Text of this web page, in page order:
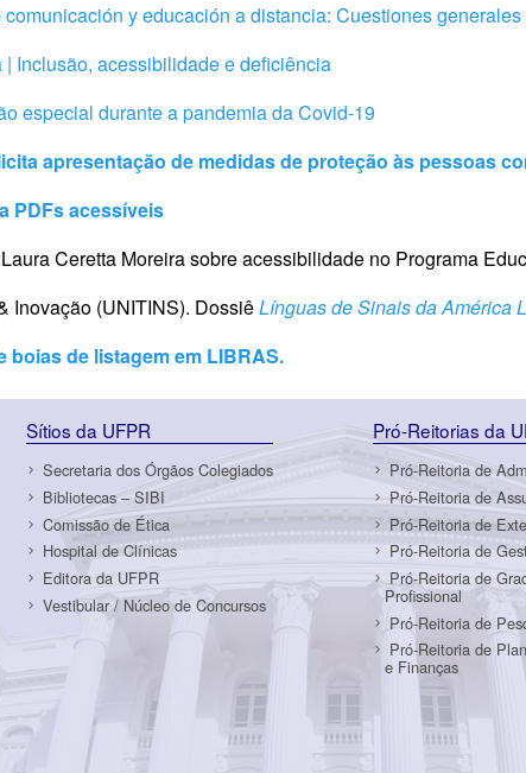
y educación a distancia: Cuestiones
| Inclusão, acessibilidade e deficiência
especial durante a pandemia da Covid-19
apresentação de medidas de proteção às pessoas
PDFs acessíveis
Ceretta Moreira sobre acessibilidade no Programa
Inovação (UNITINS). DossiêLínguas de Sinais da América
boias de listagem em LIBRAS.
Sítios da UFPR
Secretaria dos Órgãos Colegiados
Bibliotecas – SIBI
Comissão de Ética
Hospital de Clínicas
Editora da UFPR
Vestibular / Núcleo de Concursos
Pró-Reitorias da
Pró-Reitoria de
Pró-Reitoria de
Pró-Reitoria de
Pró-Reitoria de
Pró-Reitoria de
Profissional
Pró-Reitoria de
Pró-Reitoria de
e Finanças